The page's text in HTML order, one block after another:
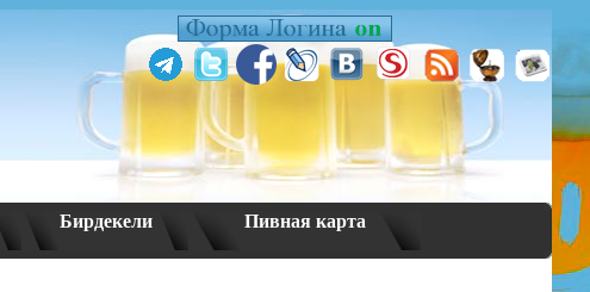
Бирдекели Пивная карта